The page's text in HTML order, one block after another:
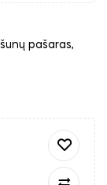
pašaras,